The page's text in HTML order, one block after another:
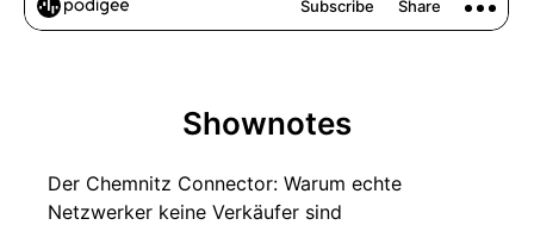
Shownotes
Der Chemnitz Connector: Warum echte
Netzwerker keine Verkäufer sind